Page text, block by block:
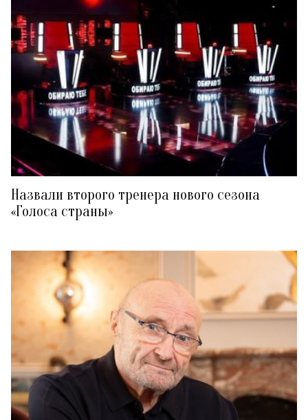
Назвали второго тренера нового сезона
«Голоса страны»